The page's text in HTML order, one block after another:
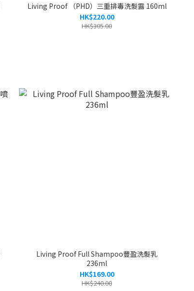
Living Proof （PHD）三重排毒洗髮露 160ml
HK$220.00
HK$305.00
Living Proof Full Shampoo豐盈洗髮乳
236ml
HK$169.00
HK$240.00